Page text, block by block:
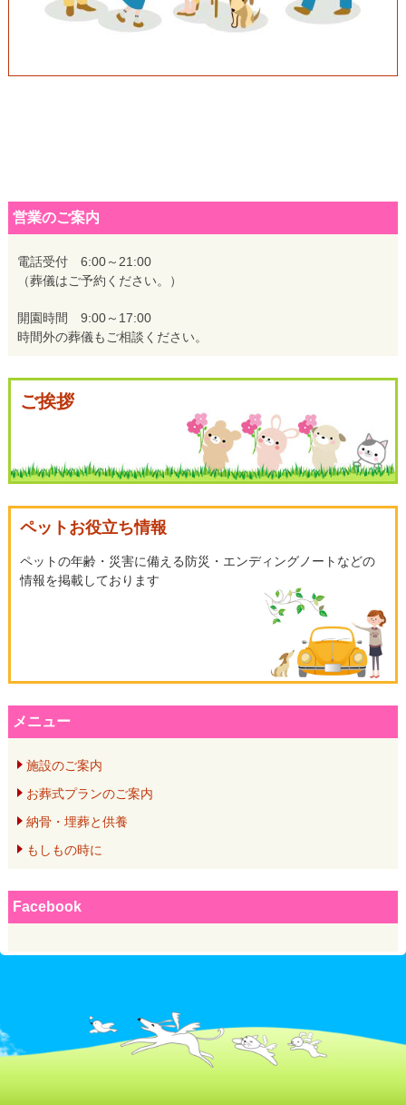
営業のご案内
電話受付 6:00～21:00
（葬儀はご予約ください。）
開園時間 9:00～17:00
時間外の葬儀もご相談ください。
ご挨拶
ペットお役立ち情報
ペットの年齢・災害に備える防災・エンディングノートなどの
情報を掲載しております
メニュー
施設のご案内
お葬式プランのご案内
納骨・埋葬と供養
もしもの時に
Facebook